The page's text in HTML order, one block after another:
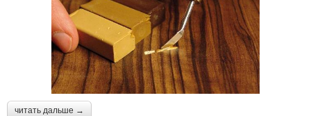
читать дальше →